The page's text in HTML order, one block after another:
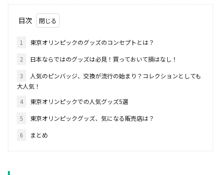
目次
1
東京オリンピックのグッズのコンセプトとは？
2
日本ならではのグッズは必見！買っておいて損はなし！
3
人気のピンバッジ、交換が流行の始まり？コレクションとしても
大人気！
4
東京オリンピックでの人気グッズ5選
5
東京オリンピックグッズ、気になる販売店は？
6
まとめ